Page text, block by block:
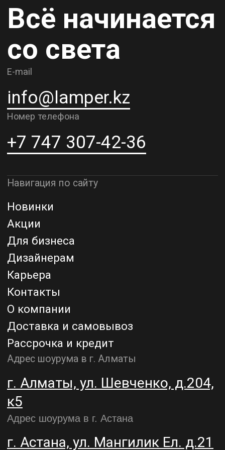
Контакты
О компании
Рассрочка и кредит
к5
Адрес шоурума в г. Астана
г. Астана, ул. Мангилик Ел. д.21
Благодарим за внимание к Lamper.kz.
До встречи в ваших будущих
Политика конфиденциальности